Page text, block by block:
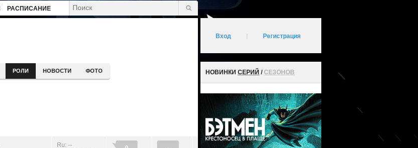
РАСПИСАНИЕ
РОЛИ НОВОСТИ ФОТО
Ru: --
Вход Регистрация
НОВИНКИ СЕРИЙ /СЕЗОНОВ